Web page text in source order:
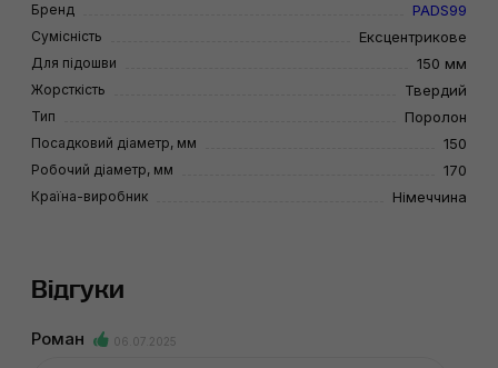
Бренд PADS99
Сумісність Ексцентрикове
Для підошви 150 мм
Жорсткість Твердий
Тип Поролон
Посадковий діаметр, мм 150
Робочий діаметр, мм 170
Країна-виробник Німеччина
Відгуки
Роман 06.07.2025